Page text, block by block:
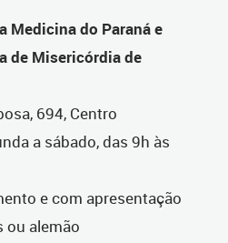
Medicina do Paraná e
de Misericórdia de
694, Centro
a sábado, das 9h às
e com apresentação
ou alemão